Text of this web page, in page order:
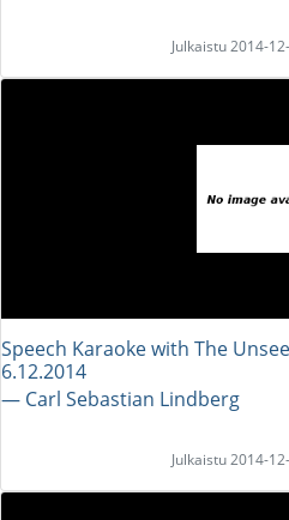
Julkaistu 2014-
Speech Karaoke with The
6.12.2014
― Carl Sebastian Lindberg
Julkaistu 2014-